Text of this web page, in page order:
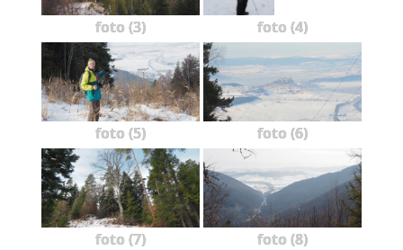
foto (3) foto (4)
foto (5) foto (6)
foto (7) foto (8)